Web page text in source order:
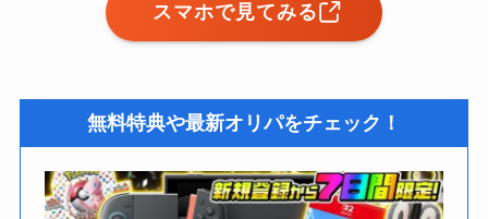
スマホで見てみる
無料特典や最新オリパをチェック！